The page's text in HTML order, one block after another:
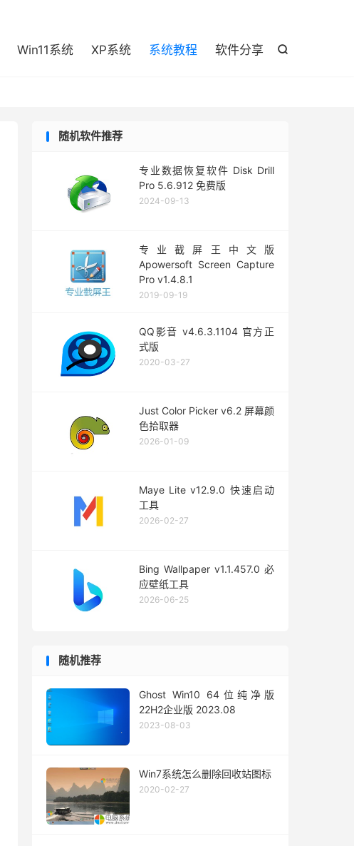

Win11系统 XP系统 系统教程 软件分享
随机软件推荐
专业数据恢复软件 Disk Drill
Pro 5.6.912 免费版
2024-09-13
专业截屏王中文版
Apowersoft Screen Capture
Pro v1.4.8.1
2019-09-19
QQ影音 v4.6.3.1104 官方正
式版
2020-03-27
Just Color Picker v6.2 屏幕颜
色拾取器
2026-01-09
Maye Lite v12.9.0 快速启动
工具
2026-02-27
Bing Wallpaper v1.1.457.0 必
应壁纸工具
2026-06-25
随机推荐
Ghost Win10 64位纯净版
22H2企业版 2023.08
2023-08-03
Win7系统怎么删除回收站图标
2020-02-27